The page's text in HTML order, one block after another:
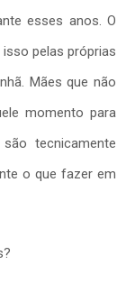
esses anos. O
pelas próprias
Mães que não
momento para
tecnicamente
o que fazer em